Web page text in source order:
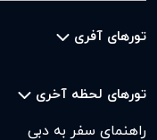
تورهای آفری
تورهای لحظه آخری
راهنمای سفر به دبی